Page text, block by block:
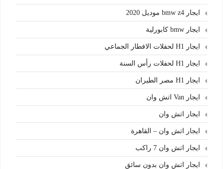
ايجار bmw z4 موديل 2020
ايجار bmw كابورلية
ايجار H1 لحفلات الافطار الجماعي
ايجار H1 لحفلات رأس السنة
ايجار H1 مصر الطيران
ايجار Van اتش وان
ايجار اتش وان
ايجار اتش وان – القاهرة
ايجار اتش وان 7 راكب
ايجار اتش وان بدون سائق